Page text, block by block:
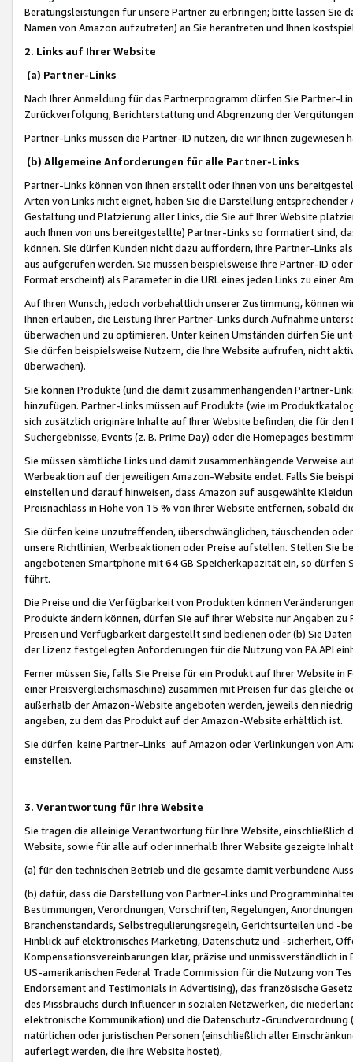
Beratungsleistungen für unsere Partner zu erbringen; bitte lassen Sie
Namen von Amazon aufzutreten) an Sie herantreten und Ihnen
2. Links auf Ihrer Website
(a) Partner-Links
Nach Ihrer Anmeldung für das Partnerprogramm dürfen Sie Partner-
Zurückverfolgung, Berichterstattung und Abgrenzung der
Partner-Links müssen die Partner-ID nutzen, die wir Ihnen zugewiesen
(b) Allgemeine Anforderungen für alle Partner-Links
Partner-Links können von Ihnen erstellt oder Ihnen von uns
Arten von Links nicht eignet, haben Sie die Darstellung
Gestaltung und Platzierung aller Links, die Sie auf Ihrer Website
auch Ihnen von uns bereitgestellte) Partner-Links so formatiert sind,
können. Sie dürfen Kunden nicht dazu auffordern, Ihre Partner-Links
aus aufgerufen werden. Sie müssen beispielsweise Ihre Partner-ID
Format erscheint) als Parameter in die URL eines jeden Links zu einer
Auf Ihren Wunsch, jedoch vorbehaltlich unserer Zustimmung, können
Ihnen erlauben, die Leistung Ihrer Partner-Links durch Aufnahme
überwachen und zu optimieren. Unter keinen Umständen dürfen Sie
Sie dürfen beispielsweise Nutzern, die Ihre Website aufrufen, nicht
überwachen).
Sie können Produkte (und die damit zusammenhängenden Partner-
hinzufügen. Partner-Links müssen auf Produkte (wie im
sich zusätzlich originäre Inhalte auf Ihrer Website befinden, die für
Suchergebnisse, Events (z. B. Prime Day) oder die Homepages
Sie müssen sämtliche Links und damit zusammenhängende
Werbeaktion auf der jeweiligen Amazon-Website endet. Falls Sie
einstellen und darauf hinweisen, dass Amazon auf ausgewählte
Preisnachlass in Höhe von 15 % von Ihrer Website entfernen, sobald
Sie dürfen keine unzutreffenden, überschwänglichen, täuschenden
unsere Richtlinien, Werbeaktionen oder Preise aufstellen. Stellen Sie
angebotenen Smartphone mit 64 GB Speicherkapazität ein, so dürfen
führt.
Die Preise und die Verfügbarkeit von Produkten können
Produkte ändern können, dürfen Sie auf Ihrer Website nur Angaben
Preisen und Verfügbarkeit dargestellt sind bedienen oder (b) Sie
der Lizenz festgelegten Anforderungen für die Nutzung von PA API
Ferner müssen Sie, falls Sie Preise für ein Produkt auf Ihrer Website
einer Preisvergleichsmaschine) zusammen mit Preisen für das
außerhalb der Amazon-Website angeboten werden, jeweils den
angeben, zu dem das Produkt auf der Amazon-Website erhältlich ist.
Sie dürfen keine Partner-Links auf Amazon oder Verlinkungen von
einstellen.
3. Verantwortung für Ihre Website
Sie tragen die alleinige Verantwortung für Ihre Website,
Website, sowie für alle auf oder innerhalb Ihrer Website gezeigte
(a) für den technischen Betrieb und die gesamte damit verbundene
(b) dafür, dass die Darstellung von Partner-Links und
Bestimmungen, Verordnungen, Vorschriften, Regelungen,
Branchenstandards, Selbstregulierungsregeln, Gerichtsurteilen und -
Hinblick auf elektronisches Marketing, Datenschutz und -sicherheit,
Kompensationsvereinbarungen klar, präzise und unmissverständlich
US-amerikanischen Federal Trade Commission für die Nutzung von
Endorsement and Testimonials in Advertising), das französische
des Missbrauchs durch Influencer in sozialen Netzwerken, die
elektronische Kommunikation) und die Datenschutz-
natürlichen oder juristischen Personen (einschließlich aller
auferlegt werden, die Ihre Website hostet),